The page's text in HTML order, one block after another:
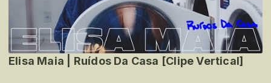
Elisa Maia | Ruídos Da Casa [Clipe Vertical]